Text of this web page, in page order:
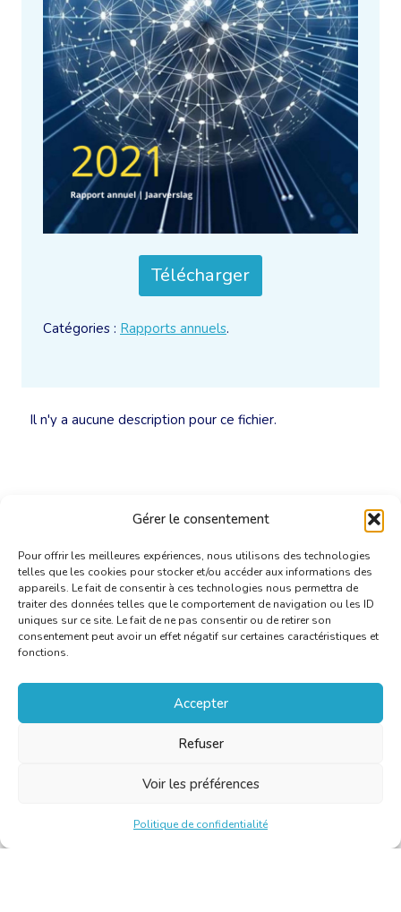
Gérer le consentement
Pour offrir les meilleures expériences, nous utilisons des technologies
telles que les cookies pour stocker et/ou accéder aux informations des
appareils. Le fait de consentir à ces technologies nous permettra de
traiter des données telles que le comportement de navigation ou les ID
uniques sur ce site. Le fait de ne pas consentir ou de retirer son
consentement peut avoir un effet négatif sur certaines caractéristiques et
fonctions.
Accepter
Refuser
Voir les préférences
Politique de confidentialité
Il n'y a aucune description pour ce fichier.
Télécharger
Catégories : Rapports annuels.